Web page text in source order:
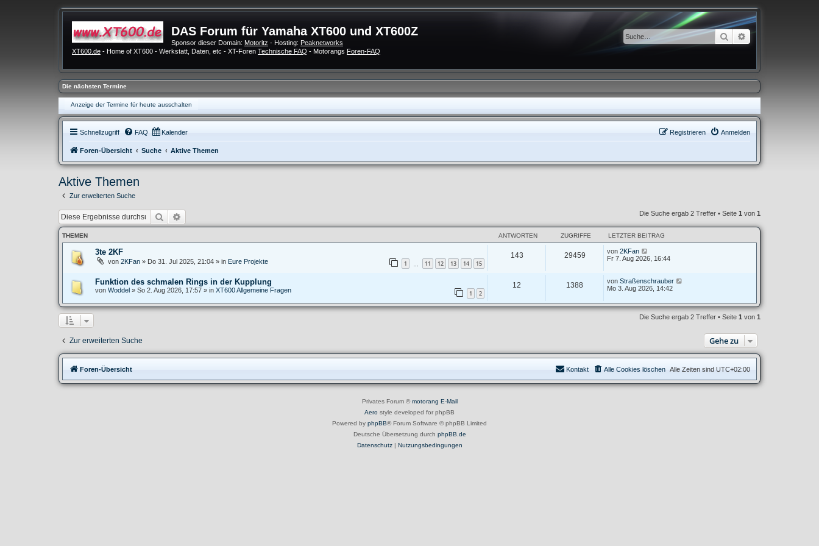
DAS Forum für Yamaha XT600 und XT600Z
Sponsor dieser Domain: Motoritz - Hosting: Peaknetworks
XT600.de - Home of XT600 - Werkstatt, Daten, etc - XT-Foren Technische FAQ - Motorangs Foren-FAQ
Suche Erweiterte Suche
Die nächsten Termine
Anzeige der Termine für heute ausschalten
Schnellzugriff FAQ Kalender Anmelden
Registrieren
Foren-Übersicht Suche Aktive Themen
Aktive Themen
Zur erweiterten Suche
Suche Die Suche ergab 2 Treffer • Seite 1 von 1
THEMEN ANTWORTEN ZUGRIFFE LETZTER BEITRAG
3te 2KF
von 2KFan » Do 31. Jul 2025, 21:04 » in Eure Projekte 1 … 11 12 13 14 15
143 29459 von 2KFan
Fr 7. Aug 2026, 16:44
Funktion des schmalen Rings in der Kupplung
von Woddel » So 2. Aug 2026, 17:57 » in XT600 Allgemeine Fragen 1 2
12 1388 von Straßenschrauber
Mo 3. Aug 2026, 14:42
Die Suche ergab 2 Treffer • Seite 1 von 1
Zur erweiterten Suche Gehe zu
Foren-Übersicht Alle Zeiten sind UTC+02:00
Alle Cookies löschen
Kontakt
Privates Forum ©motorang E-Mail
Aero style developed for phpBB
Powered by phpBB® Forum Software © phpBB Limited
Deutsche Übersetzung durch phpBB.de
Datenschutz| Nutzungsbedingungen